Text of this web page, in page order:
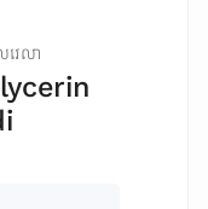
វេលា